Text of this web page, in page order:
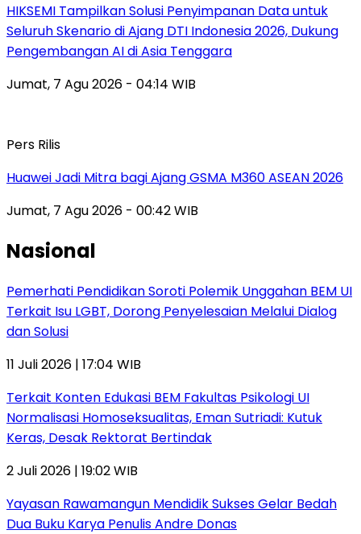
HIKSEMI Tampilkan Solusi Penyimpanan Data untuk
Seluruh Skenario di Ajang DTI Indonesia 2026, Dukung
Pengembangan AI di Asia Tenggara
Jumat, 7 Agu 2026 - 04:14 WIB
Pers Rilis
Huawei Jadi Mitra bagi Ajang GSMA M360 ASEAN 2026
Jumat, 7 Agu 2026 - 00:42 WIB
Nasional
Pemerhati Pendidikan Soroti Polemik Unggahan BEM UI
Terkait Isu LGBT, Dorong Penyelesaian Melalui Dialog
dan Solusi
11 Juli 2026 | 17:04 WIB
Terkait Konten Edukasi BEM Fakultas Psikologi UI
Normalisasi Homoseksualitas, Eman Sutriadi: Kutuk
Keras, Desak Rektorat Bertindak
2 Juli 2026 | 19:02 WIB
Yayasan Rawamangun Mendidik Sukses Gelar Bedah
Dua Buku Karya Penulis Andre Donas